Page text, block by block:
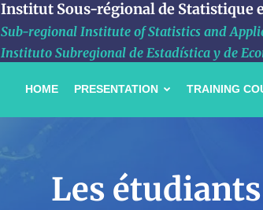
Institut Sous-régional de Statistique
Sub-regional Institute of Statistics and
Instituto Subregional de Estadística y de
HOME PRESENTATION TRAINING
Les